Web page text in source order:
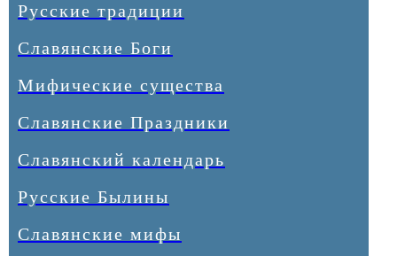
Русские традиции
Славянские Боги
Мифические существа
Славянские Праздники
Славянский календарь
Русские Былины
Славянские мифы